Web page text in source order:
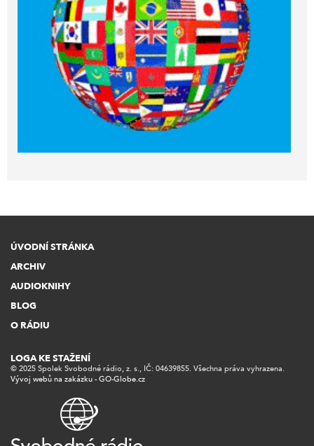
ÚVODNÍ STRÁNKA
ARCHIV
AUDIOKNIHY
BLOG
O RÁDIU
© 2025 Spolek Svobodné rádio, z. s., IČ: 04639855. Všechna práva vyhrazena.
Vývoj webů na zakázku - GO-Globe.cz
LOGA KE STAŽENÍ